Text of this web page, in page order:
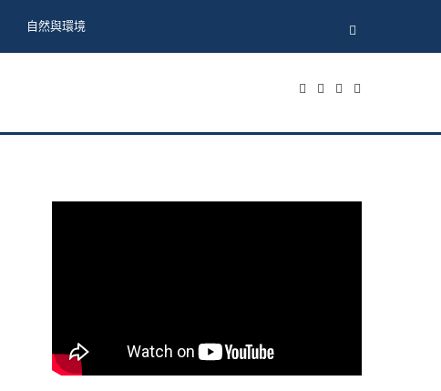
自然與環境